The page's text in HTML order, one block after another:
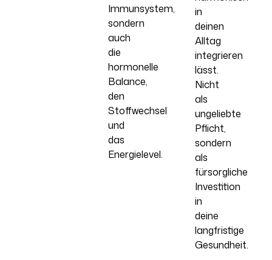
Immunsystem,
sondern
auch
die
hormonelle
Balance,
den
Stoffwechsel
und
das
Energielevel.
in
deinen
Alltag
integrieren
lässt.
Nicht
als
ungeliebte
Pflicht,
sondern
als
fürsorgliche
Investition
in
deine
langfristige
Gesundheit.